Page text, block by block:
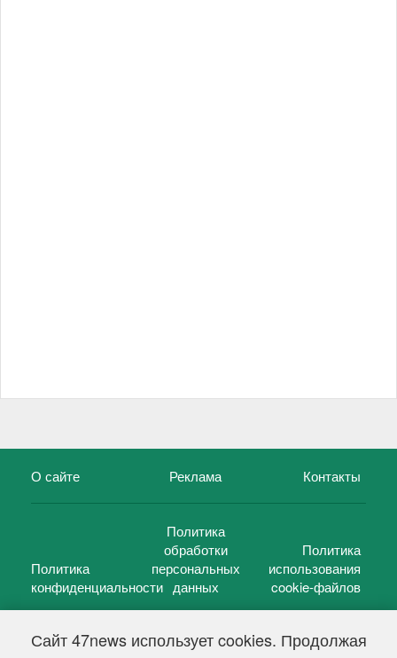
Сайт 47news использует cookies. Продолжая
О сайте Реклама Контакты
Политика
конфиденциальности
Политика
обработки
персональных
данных
Политика
использования
cookie-файлов